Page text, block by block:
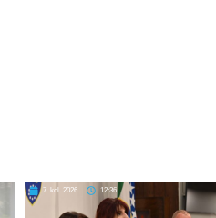
7. kol. 2026 12:36